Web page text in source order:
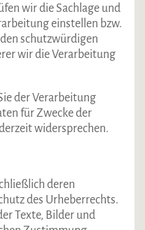
wir die Sachlage und
einstellen bzw.
schutzwürdigen
wir die Verarbeitung
der Verarbeitung
für Zwecke der
widersprechen.
deren
des Urheberrechts.
Texte, Bilder und